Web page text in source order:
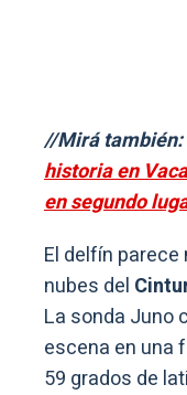
//Mirá también:
historia en
en segundo
El delfín
nubes del
La sonda Juno
escena en una
59 grados de